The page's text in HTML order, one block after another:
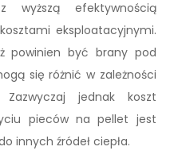
efektywnością
eksploatacyjnymi.
powinien być brany pod
się różnić w zależności
jednak koszt
pieców na pellet jest
innych źródeł ciepła.